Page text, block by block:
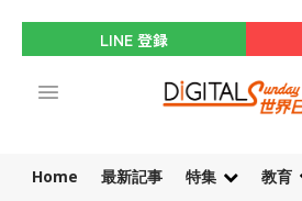
LINE 登録
Home 最新記事 特集 教育